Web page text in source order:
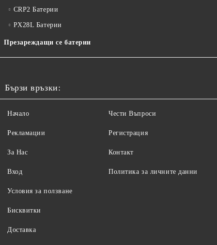
CRP2 Батерии
PX28L Батерии
Презареждащи се батерии
Бързи връзки:
Начало
Рекламации
За Нас
Вход
Чести Въпроси
Регистрация
Контакт
Политика за личните данни
Условия за ползване
Бисквитки
Доставка